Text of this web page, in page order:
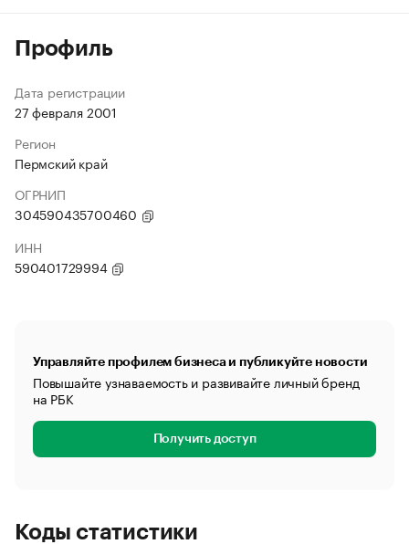
Профиль
Дата регистрации
27 февраля 2001
Регион
Пермский край
ОГРНИП
304590435700460
ИНН
590401729994
Управляйте профилем бизнеса и публикуйте новости
Повышайте узнаваемость и развивайте личный бренд
на РБК
Получить доступ
Коды статистики